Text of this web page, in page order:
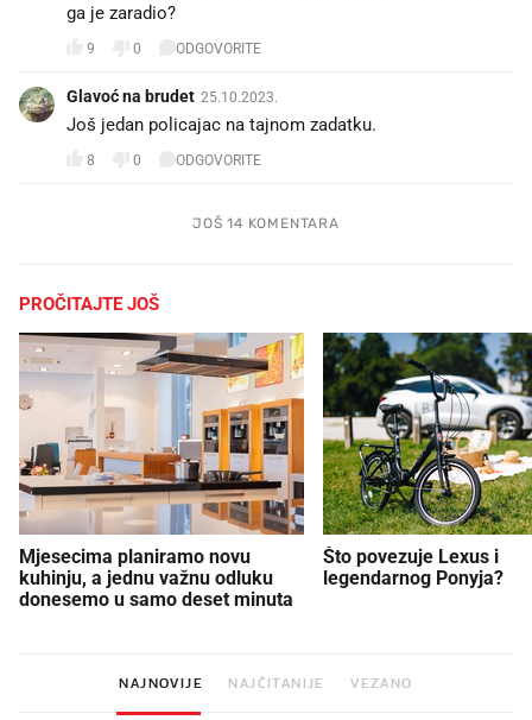
ga je zaradio?
9 0 ODGOVORITE
Glavoć na brudet 25.10.2023.
Još jedan policajac na tajnom zadatku.
8 0 ODGOVORITE
JOŠ 14 KOMENTARA
PROČITAJTE JOŠ
Mjesecima planiramo novu
kuhinju, a jednu važnu odluku
donesemo u samo deset minuta
Što povezuje Lexus i
legendarnog Ponyja?
NAJNOVIJE NAJČITANIJE VEZANO